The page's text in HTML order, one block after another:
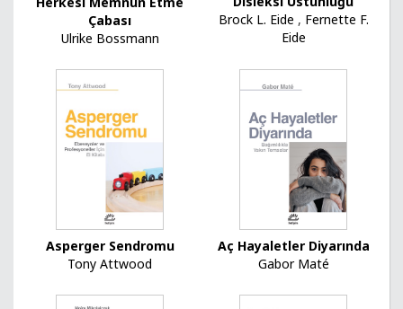
Çabası
Ulrike Bossmann
Brock L. Eide , Fernette F.
Eide
Asperger Sendromu
Tony Attwood
Aç Hayaletler Diyarında
Gabor Maté